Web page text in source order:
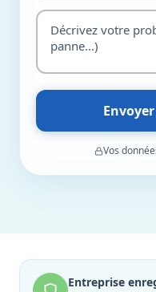
Vos
Entreprise